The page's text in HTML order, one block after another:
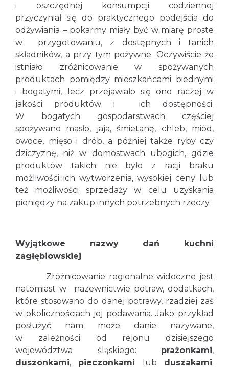
i oszczędnej konsumpcji codziennej
przyczyniał się do praktycznego podejścia do
odżywiania – pokarmy miały być w miarę proste
w przygotowaniu, z dostępnych i tanich
składników, a przy tym pożywne. Oczywiście że
istniało zróżnicowanie w spożywanych
produktach pomiędzy mieszkańcami biednymi
i bogatymi, lecz przejawiało się ono raczej w
jakości produktów i ich dostępności.
W bogatych gospodarstwach częściej
spożywano masło, jaja, śmietanę, chleb, miód,
owoce, mięso i drób, a później także ryby czy
dziczyznę, niż w domostwach ubogich, gdzie
produktów takich nie było z racji braku
możliwości ich wytworzenia, wysokiej ceny lub
też możliwości sprzedaży w celu uzyskania
pieniędzy na zakup innych potrzebnych rzeczy.
Wyjątkowe nazwy dań kuchni
zagłębiowskiej
Zróżnicowanie regionalne widoczne jest
natomiast w nazewnictwie potraw, dodatkach,
które stosowano do danej potrawy, rzadziej zaś
w okolicznościach jej podawania. Jako przykład
posłużyć nam może danie nazywane,
w zależności od rejonu dzisiejszego
województwa śląskiego: prażonkami,
duszonkami, pieczonkami lub duszakami.